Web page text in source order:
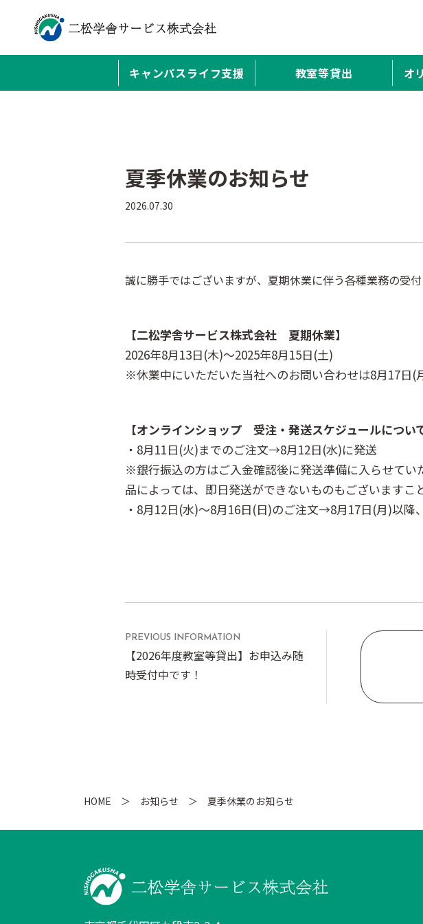
キャンパスライフ支援 教室等貸出 オ
夏季休業のお知らせ
2026.07.30
誠に勝手ではございますが、夏期休業に伴う各種業務の受
【二松学舎サービス株式会社 夏期休業】
2026年8月13日(木)～2025年8月15日(土)
※休業中にいただいた当社へのお問い合わせは8月17日(
【オンラインショップ 受注・発送スケジュールについて
・8月11日(火)までのご注文→8月12日(水)に発送
※銀行振込の方はご入金確認後に発送準備に入らせて
品によっては、即日発送ができないものもございますこ
・8月12日(水)～8月16日(日)のご注文→8月17日(月)以降
PREVIOUS INFORMATION
【2026年度教室等貸出】お申込み随
時受付中です！
HOME お知らせ 夏季休業のお知らせ